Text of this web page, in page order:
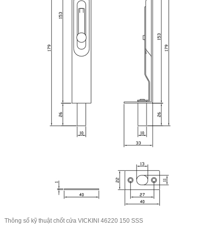
Thông số kỹ thuật chốt cửa VICKINI 46220 150 SSS